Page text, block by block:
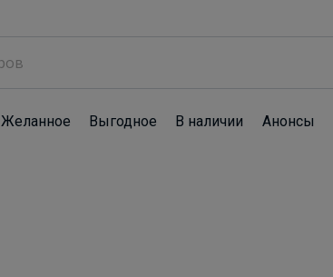
Желанное Выгодное В наличии Анонсы